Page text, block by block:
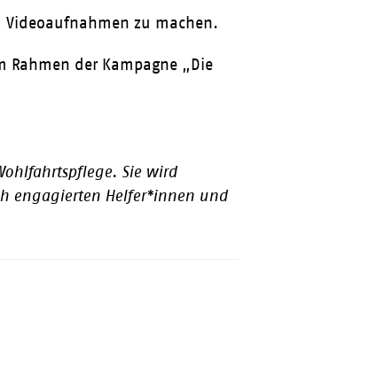
Videoaufnahmen zu machen.
der Kampagne „Die
Sie wird
engagierten Helfer*innen und